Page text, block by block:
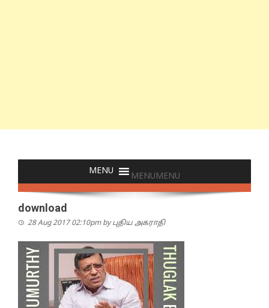
MENUMENU
download
28 Aug 2017 02:10pm byபுதிய அகராதி